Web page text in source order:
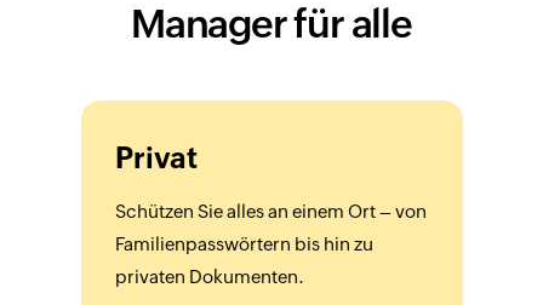
Manager für alle
Privat
Schützen Sie alles an einem Ort – von
Familienpasswörtern bis hin zu
privaten Dokumenten.